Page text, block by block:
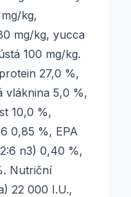
kg,
mg/kg, yucca
100 mg/kg.
27,0 %,
vláknina 5,0 %,
10,0 %,
0,85 %, EPA
n3) 0,40 %,
Nutriční
22 000 I.U.,